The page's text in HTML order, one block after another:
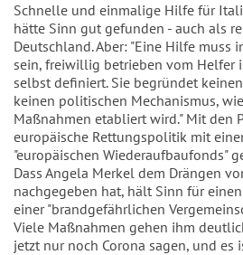
Schnelle und einmalige Hilfe für
hätte Sinn gut gefunden - auch als
Deutschland. Aber: "Eine Hilfe muss
sein, freiwillig betrieben vom Helfer
selbst definiert. Sie begründet
keinen politischen Mechanismus,
Maßnahmen etabliert wird." Mit den
europäische Rettungspolitik mit
"europäischen Wiederaufbaufonds"
Dass Angela Merkel dem Drängen
nachgegeben hat, hält Sinn für
einer "brandgefährlichen
Viele Maßnahmen gehen ihm
jetzt nur noch Corona sagen, und es